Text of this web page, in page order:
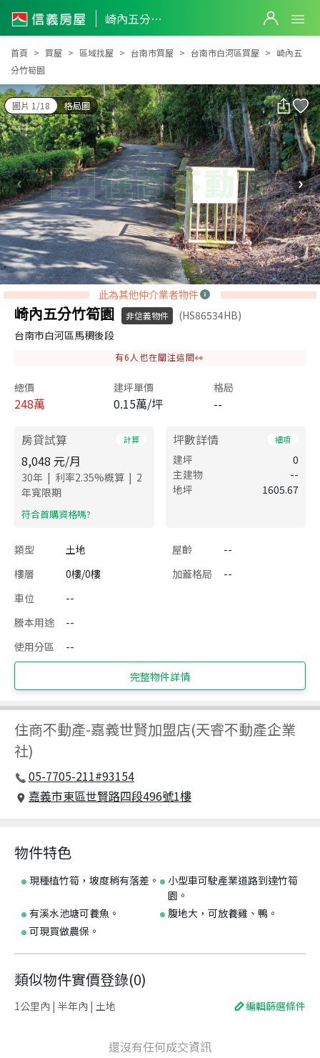
崎內五分竹筍園
崎內五分竹筍園
首頁 買屋 區域找屋 台南市買屋 台南市白河區買屋
崎內五
分竹筍園
圖片 1/18 格局圖
此為其他仲介業者物件
崎內五分竹筍園 非信義物件
(HS86534HB)
台南市白河區馬稠後段
有6 人也在關注這間👀
總價
248萬
建坪單價
0.15萬/坪
格局
--
房貸試算 計算
8,048 元/月
30年 | 利率2.35%概算 | 2
年寬限期
​符合首購資格嗎?
坪數詳情 細項
建坪
0
主建物
--
地坪
1605.67
類型 土地 屋齡
--
樓層
0樓/0樓 加蓋格局
--
車位
--
謄本用途
--
使用分區
--
完整物件詳情
住商不動產-嘉義世賢加盟店(天睿不動產企業
社)
05-7705-211#93154
嘉義市東區世賢路四段496號1樓
物件特色
現種植竹筍，坡度稍有落差。
小型車可駛產業道路到達竹筍
園。
有溪水池塘可養魚。
腹地大，可放養雞、鴨。
可現買做農保。
類似物件實價登錄(0)
1公里內 | 半年內 | 土地 編輯篩選條件
還沒有任何成交資訊